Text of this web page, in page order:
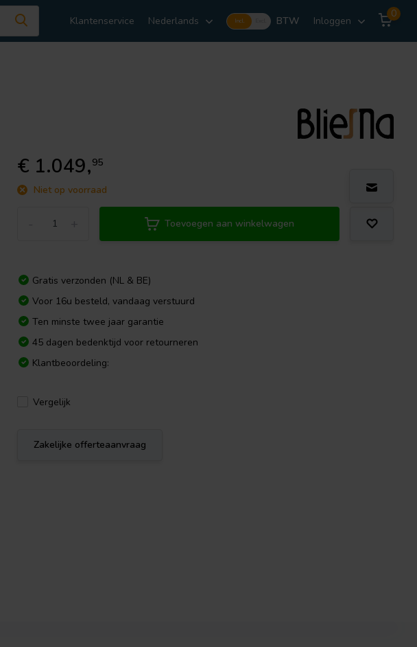
Klantenservice Nederlands Incl. BTW Inloggen
0
€ 1.049,95
Niet op voorraad
Toevoegen aan winkelwagen
Gratis verzonden (NL & BE)
Voor 16u besteld, vandaag verstuurd
Ten minste twee jaar garantie
45 dagen bedenktijd voor retourneren
Klantbeoordeling:
Vergelijk
Zakelijke offerteaanvraag